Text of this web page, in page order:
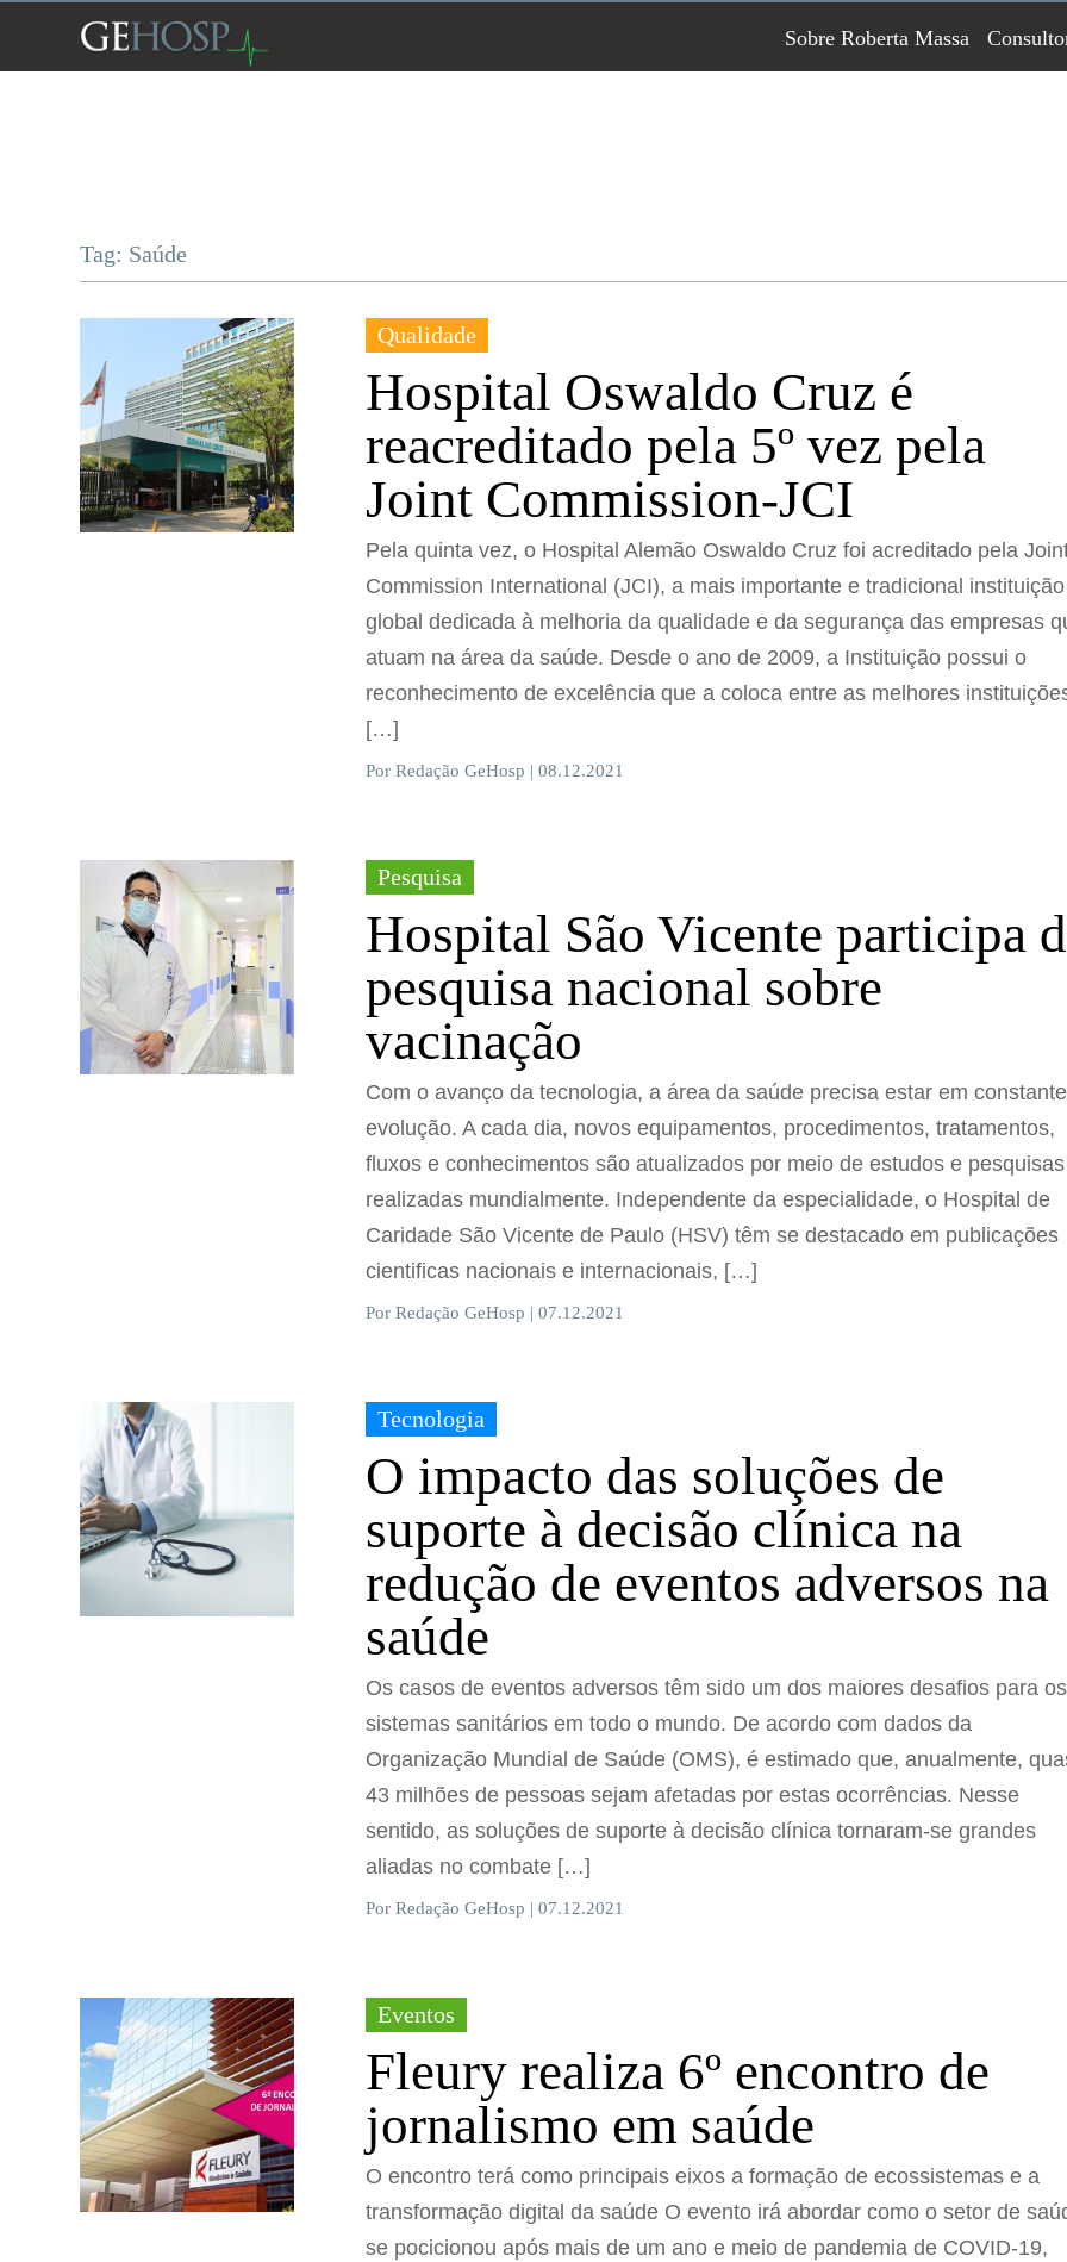
Sobre Roberta Massa
Tag: Saúde
Qualidade
Hospital Oswaldo Cruz é
reacreditado pela 5º vez pela
Joint Commission-JCI
Pela quinta vez, o Hospital Alemão Oswaldo Cruz foi acreditado pela
Commission International (JCI), a mais importante e tradicional instituição
global dedicada à melhoria da qualidade e da segurança das empresas
atuam na área da saúde. Desde o ano de 2009, a Instituição possui o
reconhecimento de excelência que a coloca entre as melhores
[…]
Por Redação GeHosp | 08.12.2021
Pesquisa
Hospital São Vicente participa
pesquisa nacional sobre
vacinação
Com o avanço da tecnologia, a área da saúde precisa estar em constante
evolução. A cada dia, novos equipamentos, procedimentos, tratamentos,
fluxos e conhecimentos são atualizados por meio de estudos e pesquisas
realizadas mundialmente. Independente da especialidade, o Hospital de
Caridade São Vicente de Paulo (HSV) têm se destacado em publicações
cientificas nacionais e internacionais, […]
Por Redação GeHosp | 07.12.2021
Tecnologia
O impacto das soluções de
suporte à decisão clínica na
redução de eventos adversos na
saúde
Os casos de eventos adversos têm sido um dos maiores desafios para os
sistemas sanitários em todo o mundo. De acordo com dados da
Organização Mundial de Saúde (OMS), é estimado que, anualmente,
43 milhões de pessoas sejam afetadas por estas ocorrências. Nesse
sentido, as soluções de suporte à decisão clínica tornaram-se grandes
aliadas no combate […]
Por Redação GeHosp | 07.12.2021
Eventos
Fleury realiza 6º encontro de
jornalismo em saúde
O encontro terá como principais eixos a formação de ecossistemas e a
transformação digital da saúde O evento irá abordar como o setor de
se pocicionou após mais de um ano e meio de pandemia de COVID-19,